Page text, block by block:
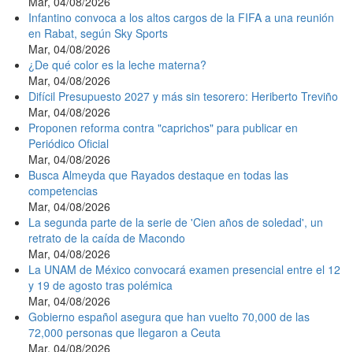
Infantino convoca a los altos cargos de la FIFA a una reunión
en Rabat, según Sky Sports
Mar, 04/08/2026
¿De qué color es la leche materna?
Mar, 04/08/2026
Difícil Presupuesto 2027 y más sin tesorero: Heriberto Treviño
Mar, 04/08/2026
Proponen reforma contra "caprichos" para publicar en
Periódico Oficial
Mar, 04/08/2026
Busca Almeyda que Rayados destaque en todas las
competencias
Mar, 04/08/2026
La segunda parte de la serie de 'Cien años de soledad', un
retrato de la caída de Macondo
Mar, 04/08/2026
La UNAM de México convocará examen presencial entre el 12
y 19 de agosto tras polémica
Mar, 04/08/2026
Gobierno español asegura que han vuelto 70,000 de las
72,000 personas que llegaron a Ceuta
Mar, 04/08/2026